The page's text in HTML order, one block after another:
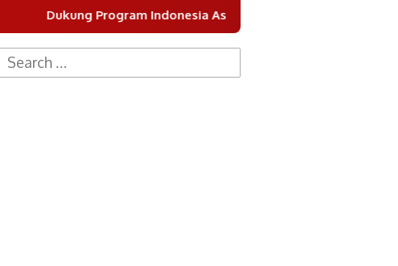
Indonesia Asri, DPC Partai Demokrat Kota Tangerang
Search